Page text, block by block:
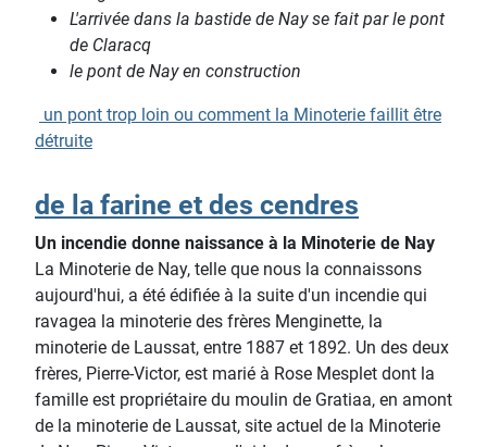
L'arrivée dans la bastide de Nay se fait par le pont
de Claracq
le pont de Nay en construction
un pont trop loin ou comment la Minoterie faillit être
détruite
de la farine et des cendres
Un incendie donne naissance à la Minoterie de Nay
La Minoterie de Nay, telle que nous la connaissons
aujourd'hui, a été édifiée à la suite d'un incendie qui
ravagea la minoterie des frères Menginette, la
minoterie de Laussat, entre 1887 et 1892. Un des deux
frères, Pierre-Victor, est marié à Rose Mesplet dont la
famille est propriétaire du moulin de Gratiaa, en amont
de la minoterie de Laussat, site actuel de la Minoterie